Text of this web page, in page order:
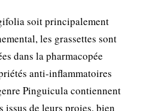
soit principalement
les grassettes sont
dans la pharmacopée
anti-inflammatoires
Pinguicula contiennent
issus de leurs proies, bien